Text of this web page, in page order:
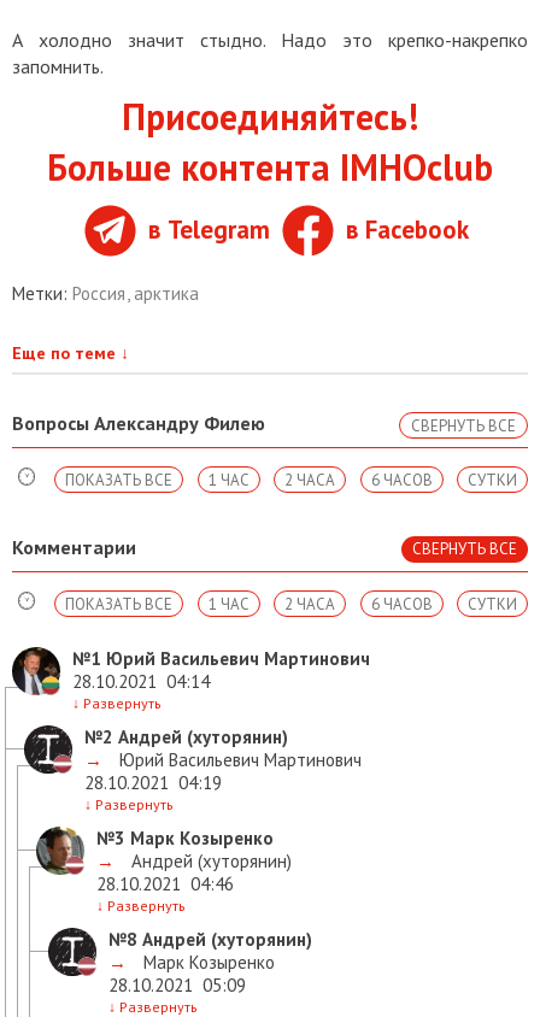
А холодно значит стыдно. Надо это крепко-накрепко
запомнить.
Присоединяйтесь!
Больше контента IMHOclub
в Telegram в Facebook
Метки: Россия арктика
Еще по теме ↓
Вопросы Александру Филею СВЕРНУТЬ ВСЕ
СУТКИ
6 ЧАСОВ
2 ЧАСА
1 ЧАС
ПОКАЗАТЬ ВСЕ
Комментарии СВЕРНУТЬ ВСЕ
СУТКИ
6 ЧАСОВ
2 ЧАСА
1 ЧАС
ПОКАЗАТЬ ВСЕ
№1 Юрий Васильевич Мартинович
28.10.2021 04:14
↓ Развернуть
№2 Андрей (хуторянин)
→
Юрий Васильевич Мартинович
28.10.2021 04:19
↓ Развернуть
№3 Марк Козыренко
→
Андрей (хуторянин)
28.10.2021 04:46
↓ Развернуть
№8 Андрей (хуторянин)
→
Марк Козыренко
28.10.2021 05:09
↓ Развернуть